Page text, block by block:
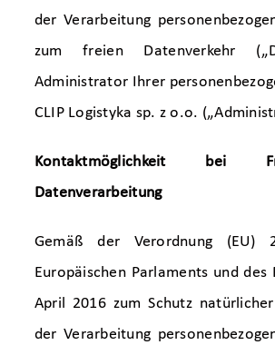
der Verarbeitung
zum freien Datenverkehr
Administrator Ihrer
CLIP Logistyka sp. z o.o.
Kontaktmöglichkeit bei
Datenverarbeitung
Gemäß der Verordnung (EU)
Europäischen Parlaments und des
April 2016 zum Schutz
der Verarbeitung